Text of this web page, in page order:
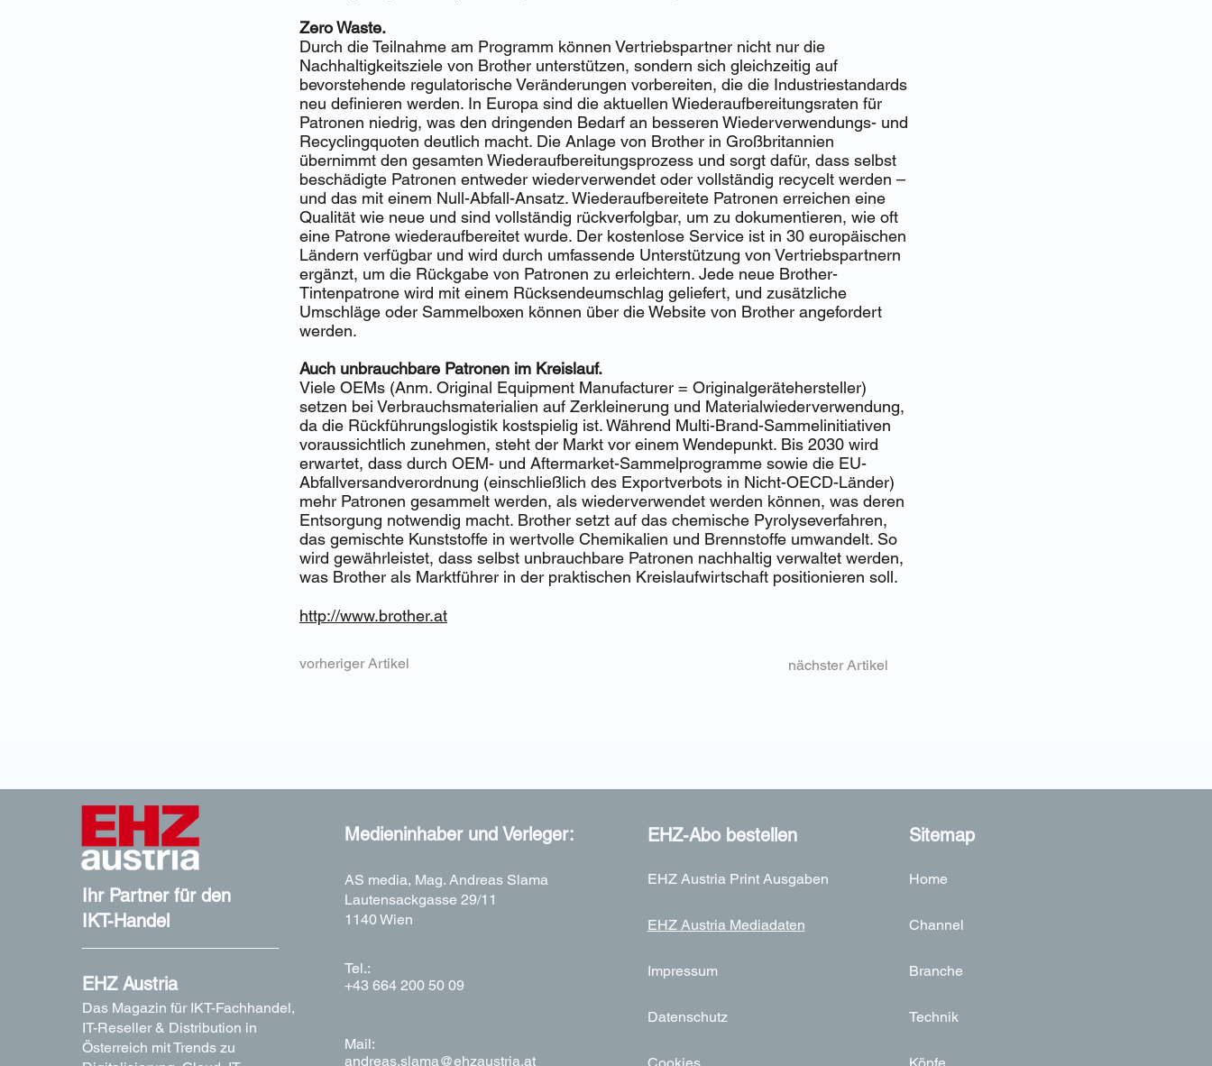
Zero Waste.
Durch die Teilnahme am Programm können Vertriebspartner nicht nur die
Nachhaltigkeitsziele von Brother unterstützen, sondern sich gleichzeitig auf
bevorstehende regulatorische Veränderungen vorbereiten, die die Industriestandards
neu definieren werden. In Europa sind die aktuellen Wiederaufbereitungsraten für
Patronen niedrig, was den dringenden Bedarf an besseren Wiederverwendungs- und
Recyclingquoten deutlich macht. Die Anlage von Brother in Großbritannien
übernimmt den gesamten Wiederaufbereitungsprozess und sorgt dafür, dass selbst
beschädigte Patronen entweder wiederverwendet oder vollständig recycelt werden –
und das mit einem Null-Abfall-Ansatz. Wiederaufbereitete Patronen erreichen eine
Qualität wie neue und sind vollständig rückverfolgbar, um zu dokumentieren, wie oft
eine Patrone wiederaufbereitet wurde. Der kostenlose Service ist in 30 europäischen
Ländern verfügbar und wird durch umfassende Unterstützung von Vertriebspartnern
ergänzt, um die Rückgabe von Patronen zu erleichtern. Jede neue Brother-
Tintenpatrone wird mit einem Rücksendeumschlag geliefert, und zusätzliche
Umschläge oder Sammelboxen können über die Website von Brother angefordert
werden.
Auch unbrauchbare Patronen im Kreislauf.
Viele OEMs (Anm. Original Equipment Manufacturer = Originalgerätehersteller)
setzen bei Verbrauchsmaterialien auf Zerkleinerung und Materialwiederverwendung,
da die Rückführungslogistik kostspielig ist. Während Multi-Brand-Sammelinitiativen
voraussichtlich zunehmen, steht der Markt vor einem Wendepunkt. Bis 2030 wird
erwartet, dass durch OEM- und Aftermarket-Sammelprogramme sowie die EU-
Abfallversandverordnung (einschließlich des Exportverbots in Nicht-OECD-Länder)
mehr Patronen gesammelt werden, als wiederverwendet werden können, was deren
Entsorgung notwendig macht. Brother setzt auf das chemische Pyrolyseverfahren,
das gemischte Kunststoffe in wertvolle Chemikalien und Brennstoffe umwandelt. So
wird gewährleistet, dass selbst unbrauchbare Patronen nachhaltig verwaltet werden,
was Brother als Marktführer in der praktischen Kreislaufwirtschaft positionieren soll.
http://www.brother.at
vorheriger Artikel nächster Artikel
Ihr Partner für den
IKT-Handel
EHZ Austria
Das Magazin für IKT-Fachhandel,
IT-Reseller & Distribution in
Österreich mit Trends zu
Medieninhaber und Verleger:
AS media, Mag. Andreas Slama
Lautensackgasse 29/11
1140 Wien
Tel.:
+43 664 200 50 09
Mail:
andreas.slama@ehzaustria.at
EHZ-Abo bestellen
EHZ Austria Print Ausgaben
EHZ Austria Mediadaten
Impressum
Datenschutz
Sitemap
Home
Channel
Branche
Technik